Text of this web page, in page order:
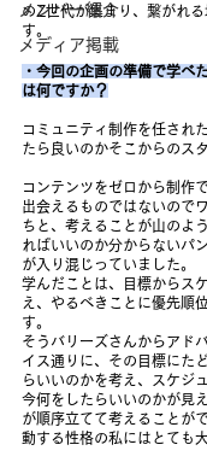
メンバー紹介
メディア掲載
のZ世代が集まり、繋がれ
す。
・今回の企画の準備で学べ
は何ですか？
コミュニティ制作を任され
たら良いのかそこからのス
コンテンツをゼロから制作
出会えるものではないので
ちと、考えることが山のよ
ればいいのか分からないパ
が入り混じっていました。
学んだことは、目標からス
え、やるべきことに優先順
す。
そうバリーズさんからアド
イス通りに、その目標にた
らいいのかを考え、スケジ
今何をしたらいいのかが見
が順序立てて考えることが
動する性格の私にはとても